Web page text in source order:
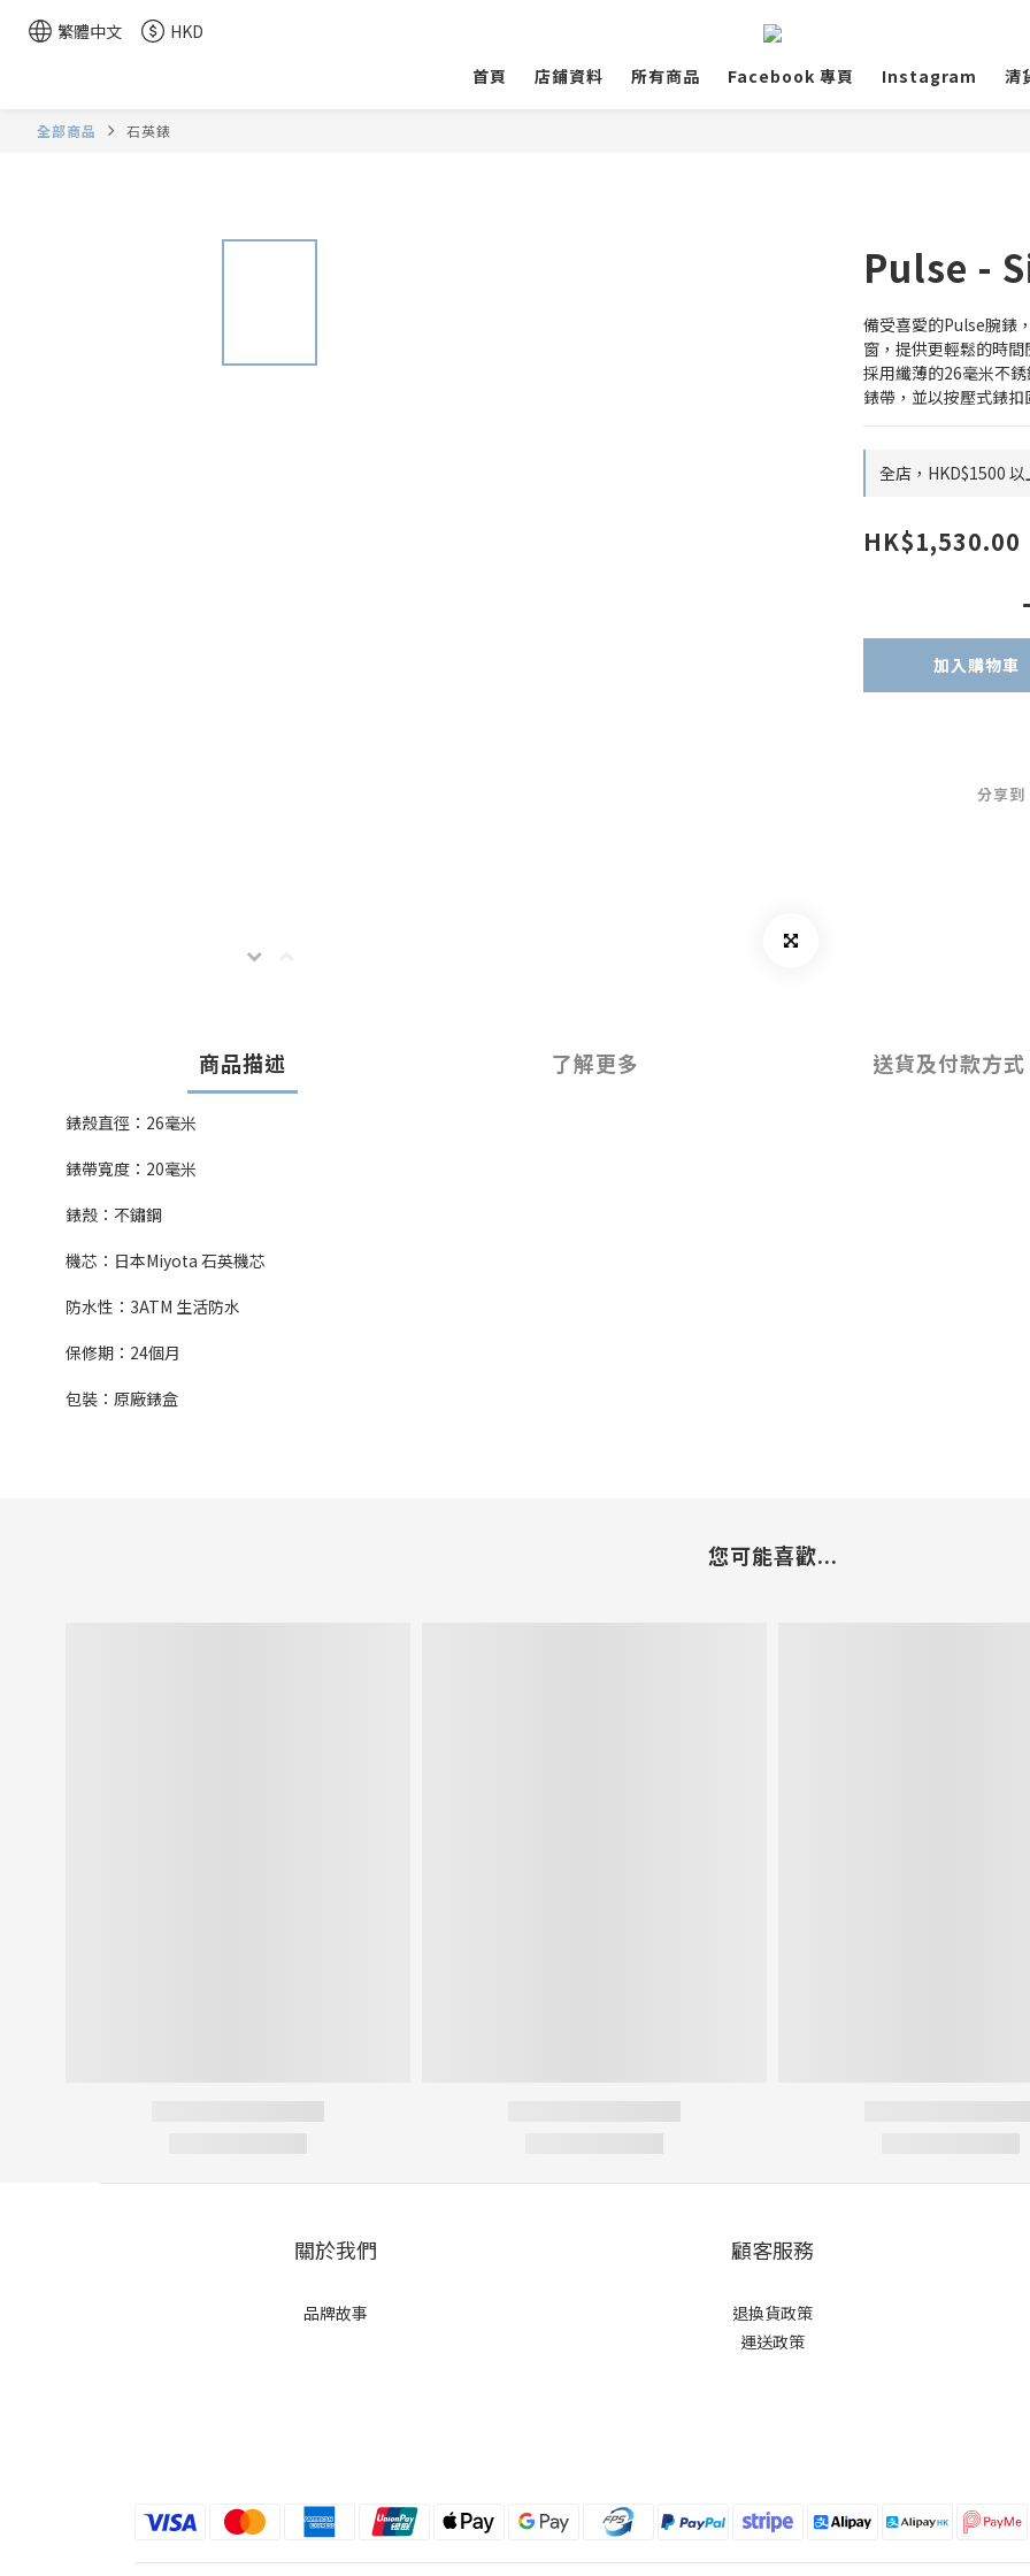
繁體中文
HKD
首頁
店鋪資料 所有商品 Facebook 專頁 Instagram 清
全部商品 石英錶
Pulse -
備受喜愛的Pulse腕錶
窗，提供更輕鬆的時
採用纖薄的26毫米不
錶帶，並以按壓式錶扣
全店，HKD$1500
HK$1,530.00
加入購物車
分享到
商品描述 了解更多 送貨及付款方式
錶殼直徑：26毫米
錶帶寬度：20毫米
錶殼：不鏽鋼
機芯：日本Miyota 石英機芯
防水性：3ATM 生活防水
保修期：24個月
包裝：原廠錶盒
您可能喜歡...
關於我們
品牌故事
顧客服務
退換貨政策
運送政策